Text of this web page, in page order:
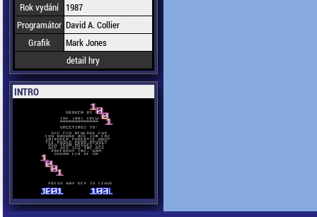
Rok vydání
1987
Programátor David A. Collier
Grafik
Mark Jones
detail hry
INTRO